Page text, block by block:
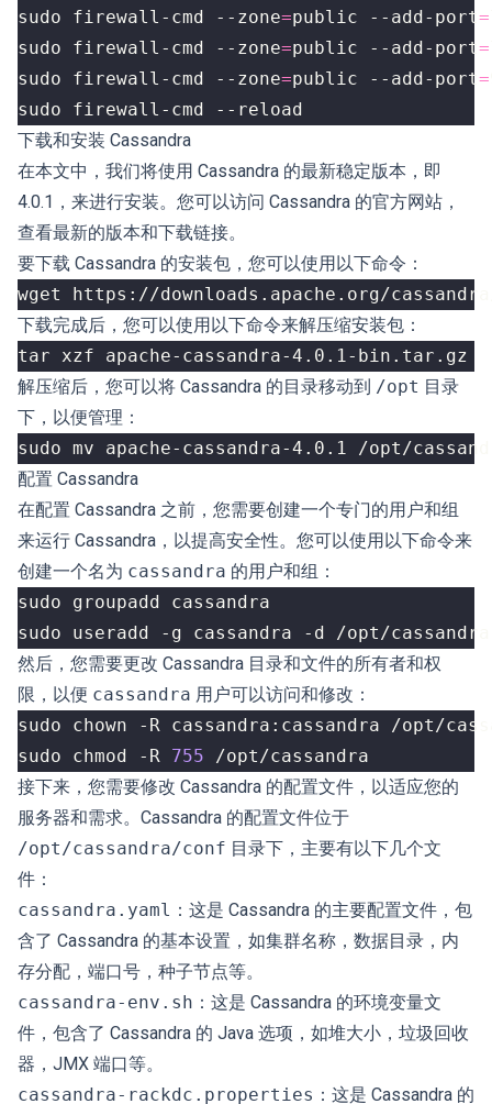
sudo firewall-cmd --zone=public --add-port =
sudo firewall-cmd --zone=public --add-port =
sudo firewall-cmd --zone=public --add-port =
下载和安装 Cassandra
在本文中，我们将使用 Cassandra 的最新稳定版本，即
4.0.1，来进行安装。您可以访问 Cassandra 的官方网站，
查看最新的版本和下载链接。
要下载 Cassandra 的安装包，您可以使用以下命令：
下载完成后，您可以使用以下命令来解压缩安装包：
解压缩后，您可以将 Cassandra 的目录移动到 /opt 目录
下，以便管理：
配置 Cassandra
在配置 Cassandra 之前，您需要创建一个专门的用户和组
来运行 Cassandra，以提高安全性。您可以使用以下命令来
创建一个名为 cassandra 的用户和组：
然后，您需要更改 Cassandra 目录和文件的所有者和权
限，以便 cassandra 用户可以访问和修改：
sudo chmod -R 755
接下来，您需要修改 Cassandra 的配置文件，以适应您的
服务器和需求。Cassandra 的配置文件位于
/opt/cassandra/conf 目录下，主要有以下几个文
件：
cassandra.yaml ：这是 Cassandra 的主要配置文件，包
含了 Cassandra 的基本设置，如集群名称，数据目录，内
存分配，端口号，种子节点等。
cassandra-env.sh ：这是 Cassandra 的环境变量文
件，包含了 Cassandra 的 Java 选项，如堆大小，垃圾回收
器，JMX 端口等。
cassandra-rackdc.properties ：这是 Cassandra 的